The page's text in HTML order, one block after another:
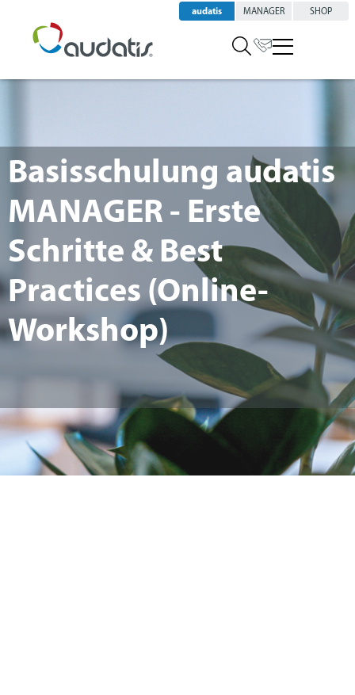
audatis MANAGER SHOP
Basisschulung audatis
MANAGER - Erste
Schritte & Best
Practices (Online-
Workshop)